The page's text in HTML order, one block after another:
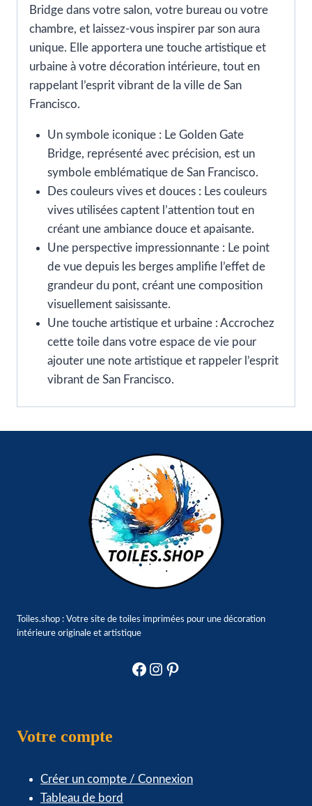
Bridge dans votre salon, votre bureau ou votre
chambre, et laissez-vous inspirer par son aura
unique. Elle apportera une touche artistique et
urbaine à votre décoration intérieure, tout en
rappelant l’esprit vibrant de la ville de San
Francisco.
Un symbole iconique : Le Golden Gate
Bridge, représenté avec précision, est un
symbole emblématique de San Francisco.
Des couleurs vives et douces : Les couleurs
vives utilisées captent l’attention tout en
créant une ambiance douce et apaisante.
Une perspective impressionnante : Le point
de vue depuis les berges amplifie l’effet de
grandeur du pont, créant une composition
visuellement saisissante.
Une touche artistique et urbaine : Accrochez
cette toile dans votre espace de vie pour
ajouter une note artistique et rappeler l’esprit
vibrant de San Francisco.
Toiles.shop : Votre site de toiles imprimées pour une décoration
intérieure originale et artistique
Facebook
Instagram
Pinterest
Votre compte
Créer un compte / Connexion
Tableau de bord